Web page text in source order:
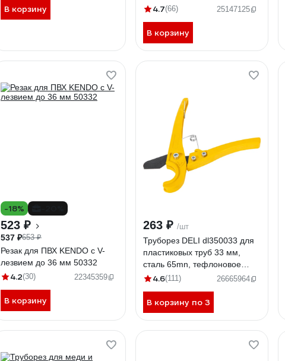
В корзину
23382_z02
4.7(66) 25147125
В корзину
-18%
523 ₽
537 ₽653 ₽
Резак для ПВХ KENDO с V-
лезвием до 36 мм 50332
4.2(30) 22345359
В корзину
263 ₽ /шт
Труборез DELI dl350033 для
пластиковых труб 33 мм,
сталь 65mn, тефлоновое
покрытие 118719
4.6(111) 26665964
В корзину по 3